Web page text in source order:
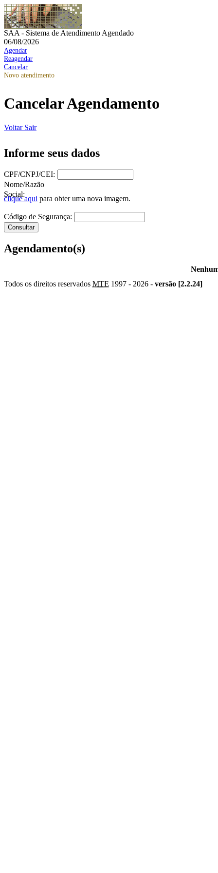
SAA - Sistema de Atendimento Agendado
06/08/2026
Agendar
Reagendar
Cancelar
Novo atendimento
Cancelar Agendamento
Voltar Sair
Informe seus dados
CPF/CNPJ/CEI:
Nome/Razão
Social:
clique aqui para obter uma nova imagem.
Código de Segurança:
Agendamento(s)
Todos os direitos reservados MTE 1997 - 2026 - versão [2.2.24]